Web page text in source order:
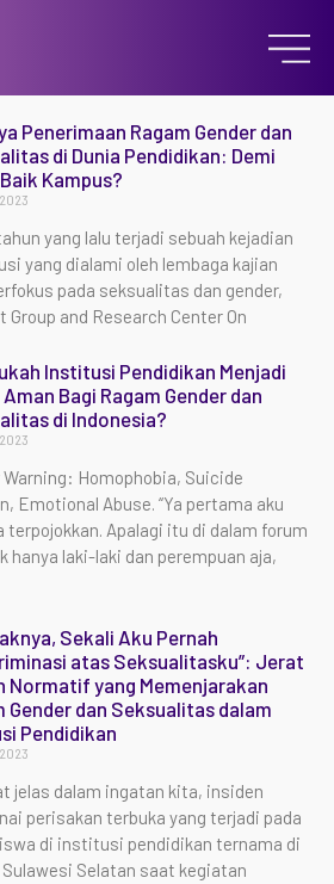
Penerimaan Ragam Gender dan
di Dunia Pendidikan: Demi
Kampus?
yang lalu terjadi sebuah kejadian
yang dialami oleh lembaga kajian
pada seksualitas dan gender,
Group and Research Center On
Institusi Pendidikan Menjadi
Aman Bagi Ragam Gender dan
di Indonesia?
Warning: Homophobia, Suicide
Emotional Abuse. “Ya pertama aku
terpojokkan. Apalagi itu di dalam forum
hanya laki-laki dan perempuan aja,
Sekali Aku Pernah
atas Seksualitasku”: Jerat
Normatif yang Memenjarakan
Gender dan Seksualitas dalam
Pendidikan
jelas dalam ingatan kita, insiden
perisakan terbuka yang terjadi pada
di institusi pendidikan ternama di
Sulawesi Selatan saat kegiatan